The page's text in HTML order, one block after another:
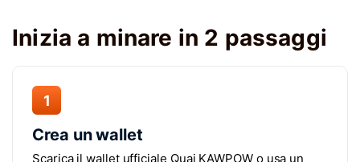
Inizia a minare in 2 passaggi
1
Crea un wallet
Scarica il wallet ufficiale Quai KAWPOW o usa un